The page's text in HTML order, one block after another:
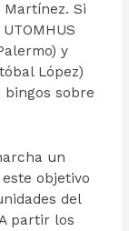
Martínez. Si
y
López)
sobre
un
objetivo
del
partir los